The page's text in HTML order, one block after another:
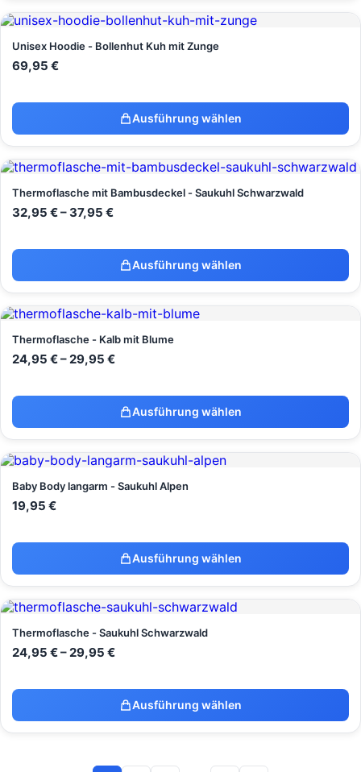
Unisex Hoodie - Bollenhut Kuh mit Zunge
69,95 €
Ausführung wählen
Thermoflasche mit Bambusdeckel - Saukuhl Schwarzwald
32,95 €– 37,95 €
Ausführung wählen
Thermoflasche - Kalb mit Blume
24,95 €–29,95 €
Ausführung wählen
Baby Body langarm - Saukuhl Alpen
19,95 €
Ausführung wählen
Thermoflasche - Saukuhl Schwarzwald
24,95 €–29,95 €
Ausführung wählen